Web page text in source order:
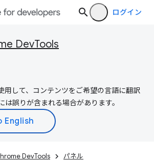
ログイン
DevTools
用して、コンテンツをご希望の言語に翻訳
は誤りが含まれる場合があります。
DevTools パネル